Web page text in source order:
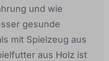
und wie
gesunde
mit Spielzeug aus
aus Holz ist